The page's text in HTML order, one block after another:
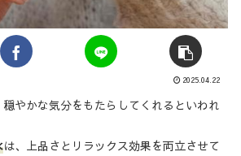
2025.04.22
穏やかな気分をもたらしてくれるといわれ
は、上品さとリラックス効果を両立させて